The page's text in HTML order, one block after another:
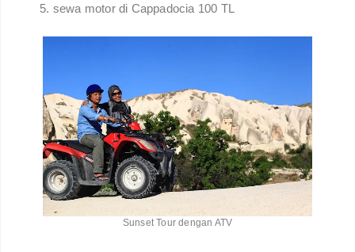
5. sewa motor di Cappadocia 100 TL
Sunset Tour dengan ATV